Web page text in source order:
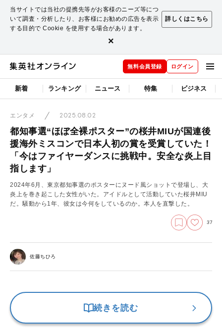
当サイトでは当社の提携先等がお客様のニーズ等につ
いて調査・分析したり、お客様にお勧めの広告を表示
する目的で Cookie を使用する場合があります。
詳しくはこちら
×
無料会員登録 ログイン
新着 ランキング ニュース 特集 ビジネス
エンタメ 2025.08.02
都知事選“ほぼ全裸ポスター”の桜井MIUが国連後
援海外ミスコンで日本人初の賞を受賞していた！
「今はファイヤーダンスに挑戦中。安全な炎上目
指します」
2024年6月、東京都知事選のポスターにヌード風ショットで登場し、大
炎上を巻き起こした女性がいた。アイドルとして活動していた桜井MIU
だ。騒動から1年、彼女は今何をしているのか。本人を直撃した。
37
佐藤ちひろ
続きを読む